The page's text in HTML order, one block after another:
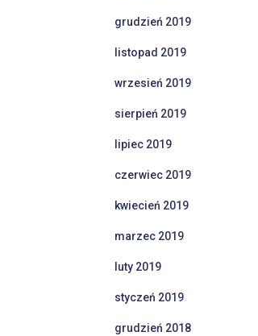
grudzień 2019
listopad 2019
wrzesień 2019
sierpień 2019
lipiec 2019
czerwiec 2019
kwiecień 2019
marzec 2019
luty 2019
styczeń 2019
grudzień 2018